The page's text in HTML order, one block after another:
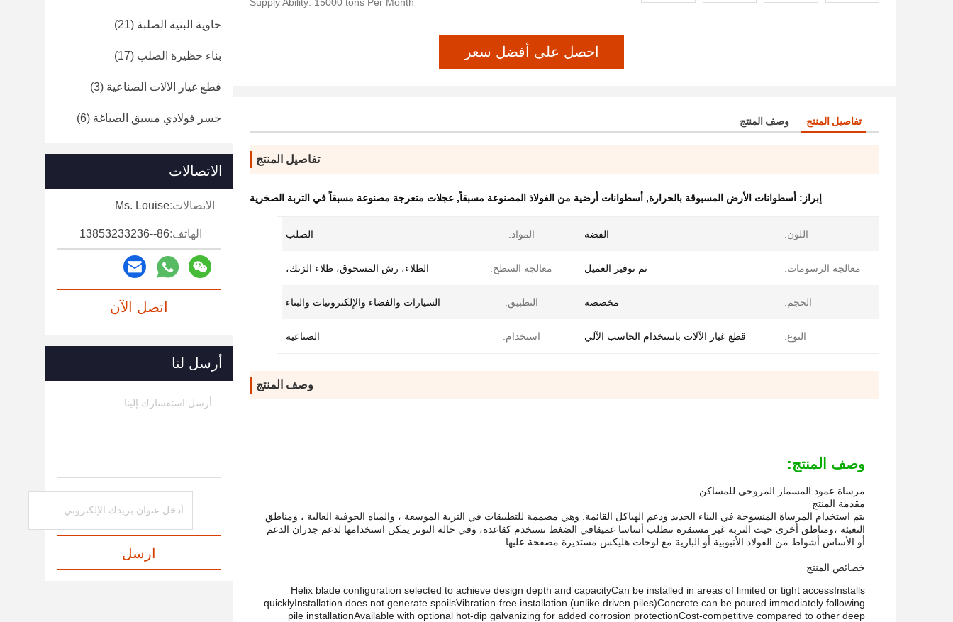
احصل على أفضل سعر
تفاصيل المنتج وصف المنتج
تفاصيل المنتج
إبراز: أسطوانات الأرض المسبوقة بالحرارة, أسطوانات أرضية من الفولاذ المصنوعة مسبقاً, عجلات متعرجة مصنوعة مسبقاً في التربة الصخرية
اللون: الفضة المواد: الصلب
معالجة الرسومات: تم توفير العميل معالجة السطح: الطلاء، رش المسحوق، طلاء الزنك،
الحجم: مخصصة التطبيق: السيارات والفضاء والإلكترونيات والبناء
النوع: قطع غيار الآلات باستخدام الحاسب الآلي استخدام: الصناعية
وصف المنتج
وصف المنتج:
مرساة عمود المسمار المروحي للمساكن
مقدمة المنتج
يتم استخدام المرساة المنسوجة في البناء الجديد ودعم الهياكل القائمة. وهي مصممة للتطبيقات في التربة الموسعة ، والمياه الجوفية العالية ، ومناطق
التعبئة ،ومناطق أخرى حيث التربة غير مستقرة تتطلب أساسا عميقافي الضغط تستخدم كقاعدة، وفي حالة التوتر يمكن استخدامها لدعم جدران الدعم
أو الأساس.أشواط من الفولاذ الأنبوبية أو البارية مع لوحات هليكس مستديرة مصفحة عليها.
خصائص المنتج
Helix blade configuration selected to achieve design depth and capacityCan be installed in areas of limited or tight accessInstalls
quicklyInstallation does not generate spoilsVibration-free installation (unlike driven piles)Concrete can be poured immediately following
pile installationAvailable with optional hot-dip galvanizing for added corrosion protectionCost-competitive compared to other deep
حاوية البنية الصلبة (21)
بناء حظيرة الصلب (17)
قطع غيار الآلات الصناعية (3)
جسر فولاذي مسبق الصياغة (6)
الاتصالات
الاتصالات:Ms. Louise
الهاتف:86--13853233236
اتصل الآن
أرسل لنا
ارسل